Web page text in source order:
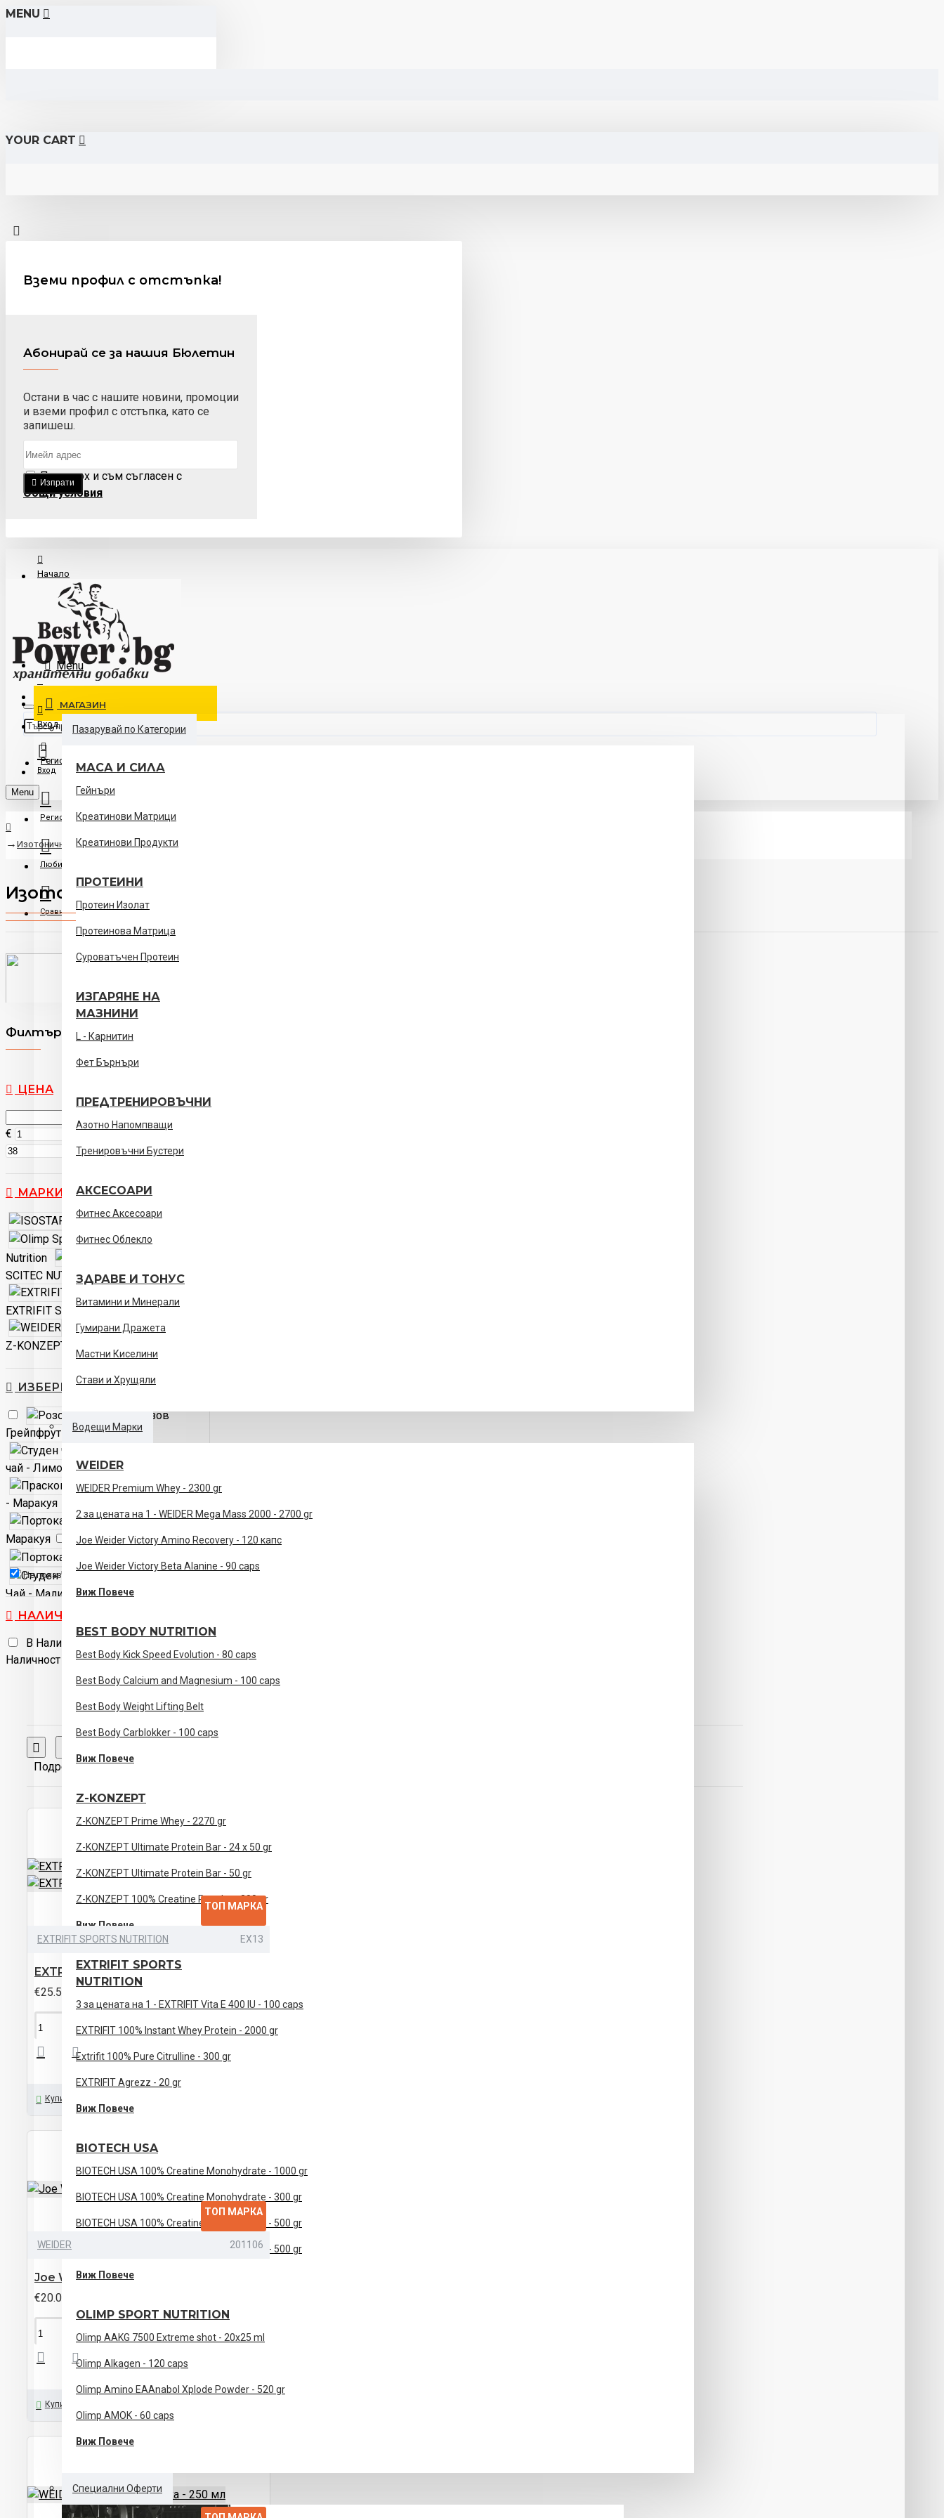
MENU
YOUR CART
Вземи профил с отстъпка!
Абонирай се за нашия Бюлетин
Остани в час с нашите новини, промоции
и вземи профил с отстъпка, като се
запишеш.
Изпрати
Прочетох и съм съгласен с
Общи условия
Не показвай отново.
Начало
За Нас
Контакти
Вход
Регистрация
Любими
Сравни
Menu
МАГАЗИН
Пазарувай по Категории
МАСА И СИЛА
Гейнъри
Креатинови Матрици
Креатинови Продукти
ПРОТЕИНИ
Протеин Изолат
Протеинова Матрица
Суроватъчен Протеин
ИЗГАРЯНЕ НА
МАЗНИНИ
L - Карнитин
Фет Бърнъри
ПРЕДТРЕНИРОВЪЧНИ
Азотно Напомпващи
Тренировъчни Бустери
АКСЕСОАРИ
Фитнес Аксесоари
Фитнес Облекло
ЗДРАВЕ И ТОНУС
Витамини и Минерали
Гумирани Дражета
Мастни Киселини
Стави и Хрущяли
Водещи Марки
WEIDER
WEIDER Premium Whey - 2300 gr
2 за цената на 1 - WEIDER Mega Mass 2000 - 2700 gr
Joe Weider Victory Amino Recovery - 120 капс
Joe Weider Victory Beta Alanine - 90 caps
Виж Повече
BEST BODY NUTRITION
Best Body Kick Speed Evolution - 80 caps
Best Body Calcium and Magnesium - 100 caps
Best Body Weight Lifting Belt
Best Body Carblokker - 100 caps
Виж Повече
Z-KONZEPT
Z-KONZEPT Prime Whey - 2270 gr
Z-KONZEPT Ultimate Protein Bar - 24 x 50 gr
Z-KONZEPT Ultimate Protein Bar - 50 gr
Z-KONZEPT 100% Creatine Powder - 300 gr
Виж Повече
EXTRIFIT SPORTS
NUTRITION
3 за цената на 1 - EXTRIFIT Vita E 400 IU - 100 caps
EXTRIFIT 100% Instant Whey Protein - 2000 gr
Extrifit 100% Pure Citrulline - 300 gr
EXTRIFIT Agrezz - 20 gr
Виж Повече
BIOTECH USA
BIOTECH USA 100% Creatine Monohydrate - 1000 gr
BIOTECH USA 100% Creatine Monohydrate - 300 gr
BIOTECH USA 100% Creatine Monohydrate - 500 gr
BIOTECH USA 100% Creatine Monohydrate - 500 gr
Виж Повече
OLIMP SPORT NUTRITION
Olimp AAKG 7500 Extreme shot - 20x25 ml
Olimp Alkagen - 120 caps
Olimp Amino EAAnabol Xplode Powder - 520 gr
Olimp AMOK - 60 caps
Виж Повече
Специални Оферти
Вход
Регистрация
Menu
Изотонични Напитки
Изотонични Напитки
Филтър Clear
ЦЕНА
€ €
МАРКИ
ISOSTAR
Olimp Sport
Nutrition
SCITEC NUTRITION
EXTRIFIT SPORTS NUTRITION
WEIDER
Z-KONZEPT
ИЗБЕРЕТЕ ВКУС
Розов
Грейпфрут
чай - Лимон
Праскова
- Маракуя
Портокал-
Маракуя
Папая
Студен
Чай - Малина
Ягода
Череша
Червени Плодове
Червен
Мохито
Мексикански Плод
Зелена ябълка
Зелен Чай -
Лайм
Антиоксиданти - Червени
Плодове
Кола
Мандарина
Мандарина-Портокал
Лимон
НАЛИЧНОСТИ
В Наличност
Наличност
Подреждане по:
ТОП МАРКА
EXTRIFIT SPORTS NUTRITION EX13
EXTRIFIT Iontex Liquid - 1000 ml
€25.50 (49.88лв)
ПОРЪЧАЙ
Купи Сега
ТОП МАРКА
WEIDER 201106
Joe Weider Victory ISO Energy - 900 гр
€20.00 (39.12лв)
ПОРЪЧАЙ
Купи Сега